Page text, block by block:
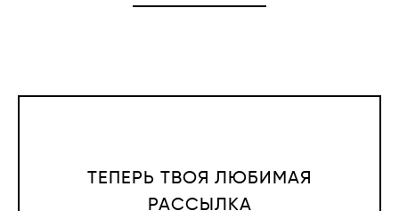
ТЕПЕРЬ ТВОЯ ЛЮБИМАЯ
РАССЫЛКА